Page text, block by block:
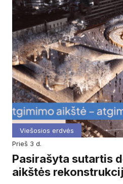
Viešosios erdvės
prieš 3 d.
Pasirašyta sutartis
aikštės